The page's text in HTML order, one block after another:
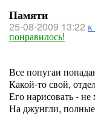
Памяти
25-08-2009 13:22
понравилось!
Все попугаи
Какой-то свой,
Его нарисовать - не
На джунгли,